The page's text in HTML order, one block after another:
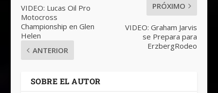
VIDEO: Lucas Oil Pro
Motocross
Championship en Glen
Helen
ANTERIOR
PRÓXIMO
VIDEO: Graham Jarvis
se Prepara para
ErzbergRodeo
SOBRE EL AUTOR